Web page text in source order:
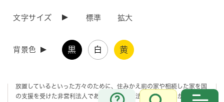
文字サイズ 標準 拡大
背景色 黒 白 黄
お問合せ
本制度は、1.歳をとって高齢者向けの住宅や施設に入居したり、子ども
放置しているといった方々のために、住みかえ前の家や相続した家を国
の支援を受けた非営利法人である「一般社団法人移住・住みかえ支援機